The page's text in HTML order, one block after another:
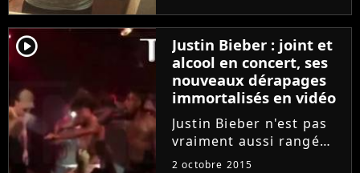
healthy. Et, comme on
peut le voir en photos
sur son Instagram, c'est
visiblement efficace....
player2
Justin Bieber : joint et
alcool en concert, ses
nouveaux dérapages
immortalisés en vidéo
Justin Bieber n'est pas
vraiment aussi rangé
qu'il voudrait nous le
2 octobre 2015